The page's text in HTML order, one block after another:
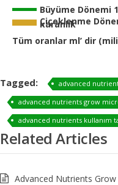
Büyüme Dönemi
Çiçeklenme
karanlık
Tüm oranlar ml’ dir
Tagged:
advanced
advanced nutrients grow
advanced nutrients kullanım
Related Articles
Advanced Nutrients Grow